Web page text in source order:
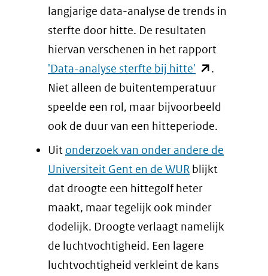
langjarige data-analyse de trends in
sterfte door hitte. De resultaten
hiervan verschenen in het rapport
'Data-analyse sterfte bij hitte' (opent
in
nieuw
venster)
(verwijst
naar
een
andere
website)
.
Niet alleen de buitentemperatuur
speelde een rol, maar bijvoorbeeld
ook de duur van een hitteperiode.
Uit onderzoek van onder andere de
Universiteit Gent en de WUR blijkt
dat droogte een hittegolf heter
maakt, maar tegelijk ook minder
dodelijk. Droogte verlaagt namelijk
de luchtvochtigheid. Een lagere
luchtvochtigheid verkleint de kans